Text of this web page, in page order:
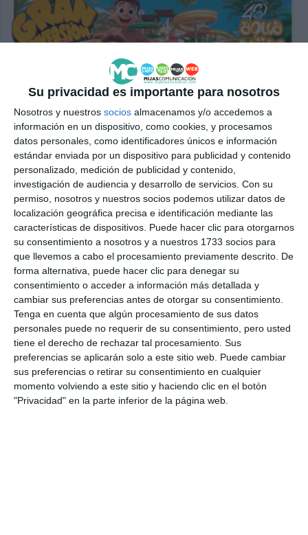
Su privacidad es importante para nosotros
Nosotros y nuestros socios almacenamos y/o accedemos a
información en un dispositivo, como cookies, y procesamos
datos personales, como identificadores únicos e información
estándar enviada por un dispositivo para publicidad y contenido
personalizado, medición de publicidad y contenido,
investigación de audiencia y desarrollo de servicios. Con su
permiso, nosotros y nuestros socios podemos utilizar datos de
localización geográfica precisa e identificación mediante las
características de dispositivos. Puede hacer clic para otorgarnos
su consentimiento a nosotros y a nuestros 1733 socios para
que llevemos a cabo el procesamiento previamente descrito. De
forma alternativa, puede hacer clic para denegar su
consentimiento o acceder a información más detallada y
cambiar sus preferencias antes de otorgar su consentimiento.
Tenga en cuenta que algún procesamiento de sus datos
personales puede no requerir de su consentimiento, pero usted
tiene el derecho de rechazar tal procesamiento. Sus
preferencias se aplicarán solo a este sitio web. Puede cambiar
sus preferencias o retirar su consentimiento en cualquier
momento volviendo a este sitio y haciendo clic en el botón
"Privacidad" en la parte inferior de la página web.